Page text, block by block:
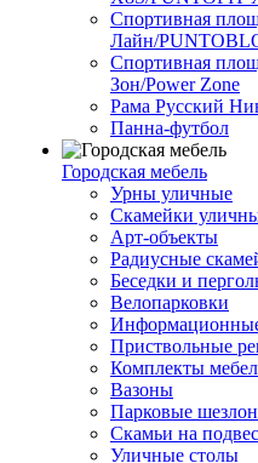
Спортивная
Лайн/
Спортивная
Зон/Power Zone
Рама Русский
Панна-футбол
Городская мебель
Урны уличные
Скамейки
Арт-объекты
Радиусные
Беседки и
Велопарковки
Приствольные
Комплекты
Вазоны
Парковые
Скамьи на
Уличные столы